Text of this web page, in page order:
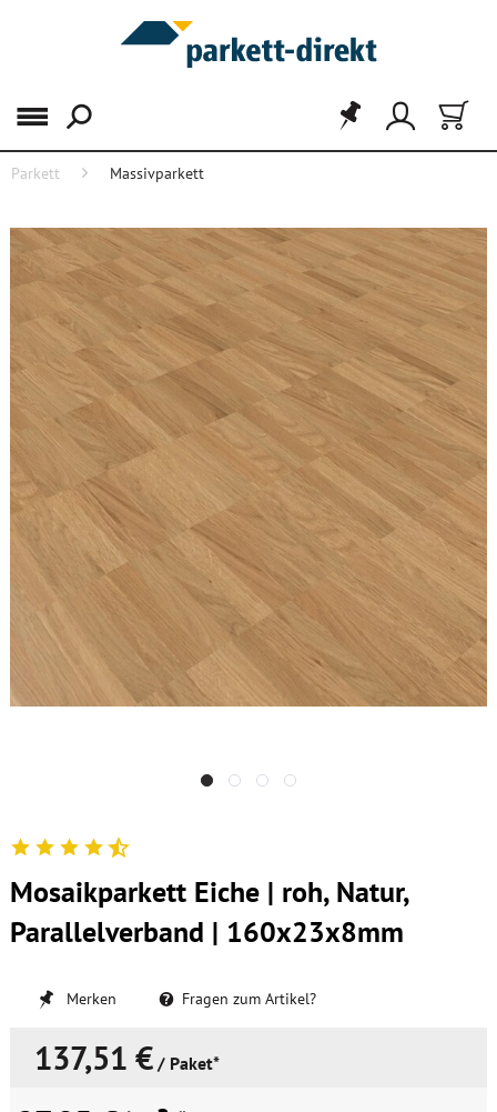
Menü
Parkett Massivparkett
Mosaikparkett Eiche | roh, Natur,
Parallelverband | 160x23x8mm
Merken Fragen zum Artikel?
137,51 € / Paket*